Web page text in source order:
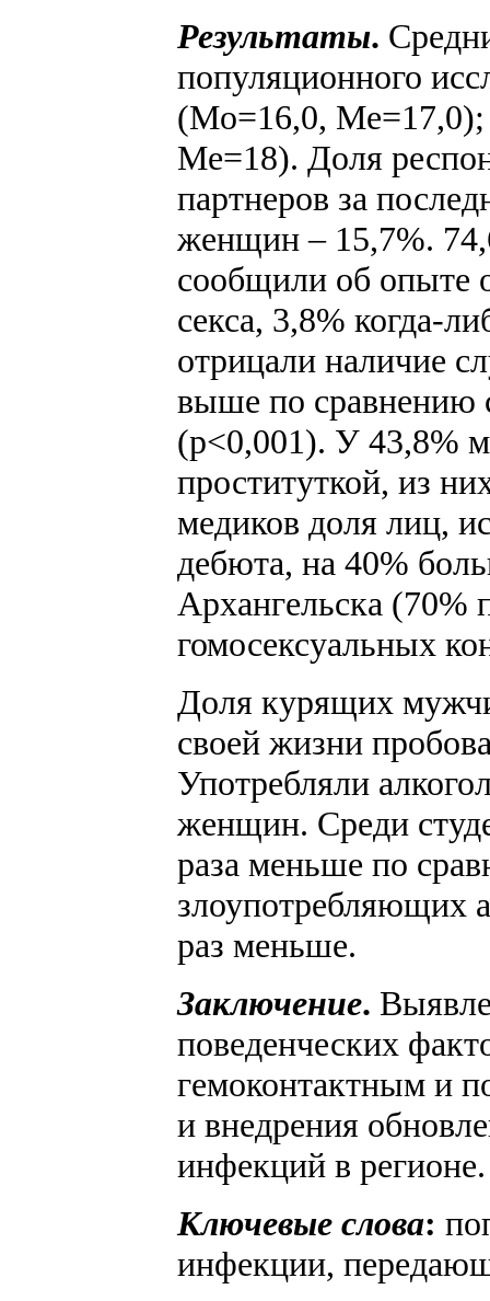
Результаты.
популяционного
(Mo=16,0, Ме=17,0);
Me=18). Доля
партнеров за
женщин – 15,7%.
сообщили об опыте
секса, 3,8% когда-
отрицали наличие
выше по сравнению
(p<0,001). У 43,8%
проституткой, из
медиков доля лиц,
дебюта, на 40%
Архангельска (70%
гомосексуальных
Доля курящих
своей жизни
Употребляли
женщин. Среди
раза меньше по
злоупотребляющих
раз меньше.
Заключение.
поведенческих
гемоконтактным и
и внедрения
инфекций в регионе.
Ключевые слова:
инфекции,